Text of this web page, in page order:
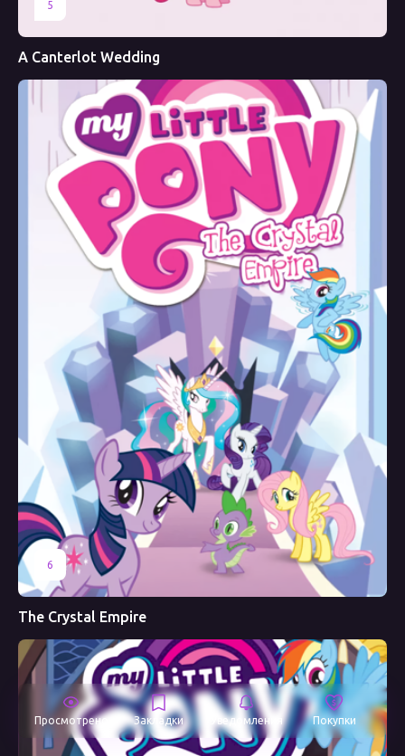
5
A Canterlot Wedding
6
The Crystal Empire
Просмотрено Закладки Уведомления Покупки